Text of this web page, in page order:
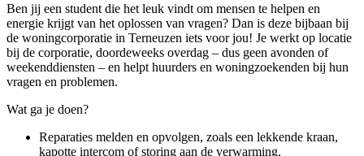
Ben jij een student die het leuk vindt om mensen te helpen en
energie krijgt van het oplossen van vragen? Dan is deze bijbaan bij
de woningcorporatie in Terneuzen iets voor jou! Je werkt op locatie
bij de corporatie, doordeweeks overdag – dus geen avonden of
weekenddiensten – en helpt huurders en woningzoekenden bij hun
vragen en problemen.
Wat ga je doen?
Reparaties melden en opvolgen, zoals een lekkende kraan,
kapotte intercom of storing aan de verwarming.